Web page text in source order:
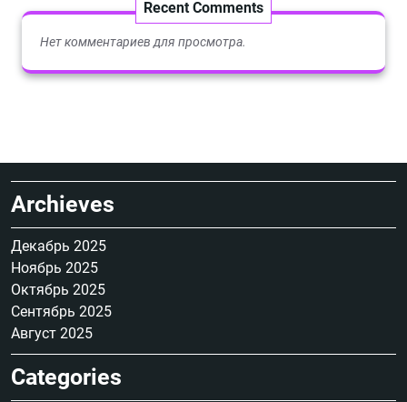
Recent Comments
Нет комментариев для просмотра.
Archieves
Декабрь 2025
Ноябрь 2025
Октябрь 2025
Сентябрь 2025
Август 2025
Categories